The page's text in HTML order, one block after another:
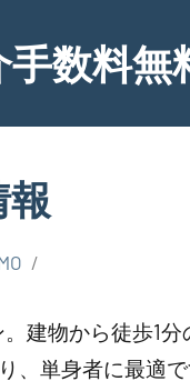
数料無
建物から徒歩1
、単身者に最適